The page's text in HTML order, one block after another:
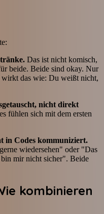
Das ist nicht komisch,
beide. Beide sind okay. Nur
das wie: Du weißt nicht,
nicht direkt
fühlen sich mit dem ersten
in Codes kommuniziert.
wiedersehen" oder "Das
mir nicht sicher". Beide
kombinieren